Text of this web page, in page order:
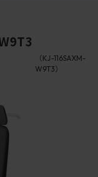
（KJ-116SAXM-
W9T3）